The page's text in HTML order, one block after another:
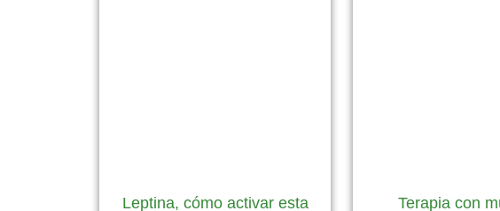
Leptina, cómo activar esta Terapia con